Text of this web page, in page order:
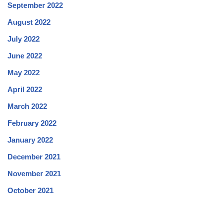
September 2022
August 2022
July 2022
June 2022
May 2022
April 2022
March 2022
February 2022
January 2022
December 2021
November 2021
October 2021